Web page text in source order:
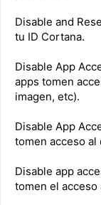
Disable and
tu ID Cortana.
Disable App
apps tomen
imagen, etc).
Disable App
tomen acceso al
Disable app
tomen el acceso